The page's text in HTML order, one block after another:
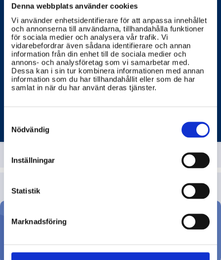
Denna webbplats använder cookies
Vi använder enhetsidentifierare för att anpassa innehållet
och annonserna till användarna, tillhandahålla funktioner
för sociala medier och analysera vår trafik. Vi
vidarebefordrar även sådana identifierare och annan
information från din enhet till de sociala medier och
annons- och analysföretag som vi samarbetar med.
Dessa kan i sin tur kombinera informationen med annan
information som du har tillhandahållit eller som de har
samlat in när du har använt deras tjänster.
Selection
Nödvändig
Inställningar
Statistik
Marknadsföring
andra aktörer.
information och dokumentation om Sveriges geografi
samt hjälp med att ändra fastighetsgränser och
ansöka om lagfart för fastighetsägande.
Lantmäteriets verksamhetsidé fokuserar på att bidra
till hållbart samhällsbyggande och ekonomisk
utveckling. Detta åstadkommer dem genom att
skapa förutsättningar för bebyggelse och
infrastrukturell utveckling, samt underlätta köp,
ägande och försäljning av fastigheter med tillgång till
För att säkerställa ett väl fungerande samhälle både
nu och i framtiden är tillförlitlig data och tydlig